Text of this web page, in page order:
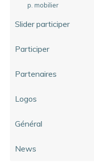
p. mobilier
Slider participer
Participer
Partenaires
Logos
Général
News